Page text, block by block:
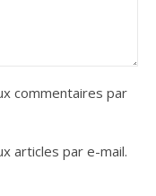
commentaires par
articles par e-mail.